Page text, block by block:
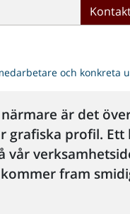
och konkreta
är det
grafiska profil. Ett
vår
fram